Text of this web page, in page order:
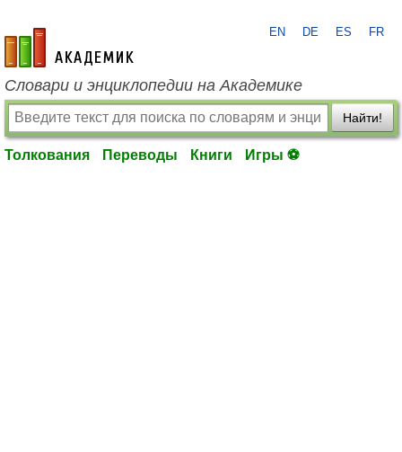
academic.ru
EN DE ES FR
Словари и энциклопедии на Академике
Найти!
Толкования Переводы Книги Игры ⚽